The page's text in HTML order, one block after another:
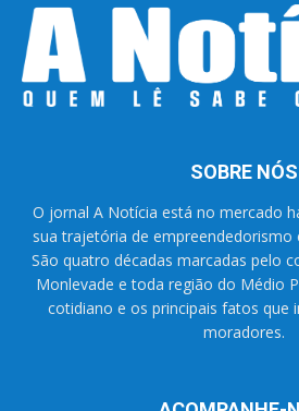
SOBRE NÓS
O jornal A Notícia está no mercado
sua trajetória de empreendedorismo
São quatro décadas marcadas pelo
Monlevade e toda região do Médio
cotidiano e os principais fatos que
moradores.